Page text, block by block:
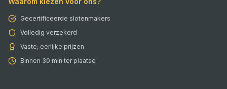
Gecertificeerde slotenmakers
Volledig verzekerd
Vaste, eerlijke prijzen
Binnen 30 min ter plaatse